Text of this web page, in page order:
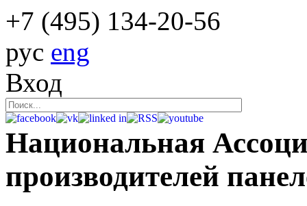
+7 (495) 134-20-56
рус eng
Вход
Национальная
производителей